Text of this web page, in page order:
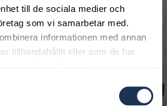
till de sociala medier och
som vi samarbetar med.
informationen med annan
tillhandahållit eller som de har
behöver du inte betala
eller ta risken med restvärdet. Du